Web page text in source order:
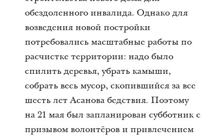
обездоленного инвалида. Однако для
возведения новой постройки
потребовались масштабные работы по
расчистке территории: надо было
спилить деревья, убрать камыши,
собрать весь мусор, скопившийся за все
шесть лет Асанова бедствия. Поэтому
на 21 мая был запланирован субботник с
призывом волонтёров и привлечением